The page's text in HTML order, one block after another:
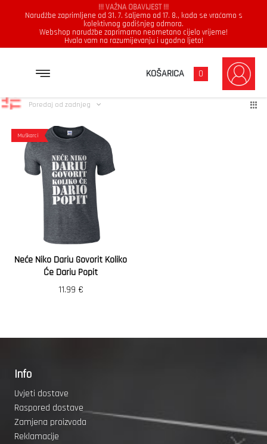
!!! VAŽNA OBAVIJEST !!!
Narudžbe zaprimljene od 31. 7. šaljemo od 17. 8., kada se vraćamo s
kolektivnog godišnjeg odmora.
Webshop narudžbe zaprimamo neometano cijelo vrijeme!
Hvala vam na razumijevanju i ugodno ljeto!
KOŠARICA 0
Dario Prikazuje se jedan rezultat
Poredaj od zadnjeg
Muškarci
Neće Niko Dariu Govorit Koliko
Će Dariu Popit
11.99 €
Info
Uvjeti dostave
Raspored dostave
Zamjena proizvoda
Reklamacije